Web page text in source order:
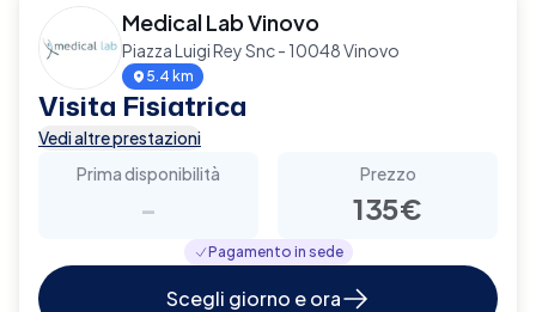
Medical Lab Vinovo
Piazza Luigi Rey Snc - 10048 Vinovo
5.4 km
Visita Fisiatrica
Vedi altre prestazioni
Prima disponibilità
-
Prezzo
135€
Pagamento in sede
Scegli giorno e ora